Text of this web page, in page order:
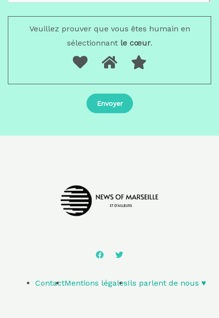
Veuillez prouver que vous êtes humain en
sélectionnantle cœur.
ContactMentions légalesIls parlent de nous ♥️